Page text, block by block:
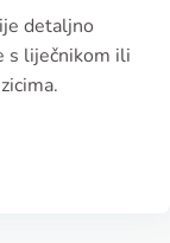
detaljno
s liječnikom ili